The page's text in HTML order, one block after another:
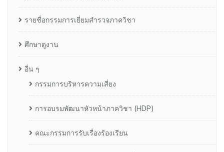
รายชื่อกรรมการเยี่ยมสำรวจภาควิชา
ศึกษาดูงาน
อื่น ๆ
กรรมการบริหารความเสี่ยง
การอบรมพัฒนาหัวหน้าภาควิชา (HDP)
คณะกรรมการรับเรื่องร้องเรียน